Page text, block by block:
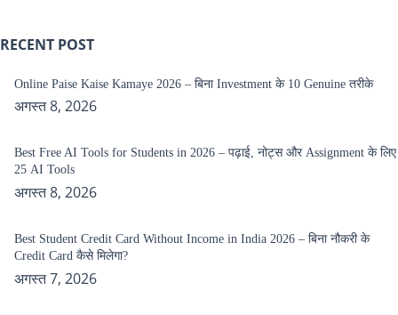
RECENT POST
Online Paise Kaise Kamaye 2026 – बिना Investment के 10 Genuine तरीके
अगस्त 8, 2026
Best Free AI Tools for Students in 2026 – पढ़ाई, नोट्स और Assignment के लिए
25 AI Tools
अगस्त 8, 2026
Best Student Credit Card Without Income in India 2026 – बिना नौकरी के
Credit Card कैसे मिलेगा?
अगस्त 7, 2026